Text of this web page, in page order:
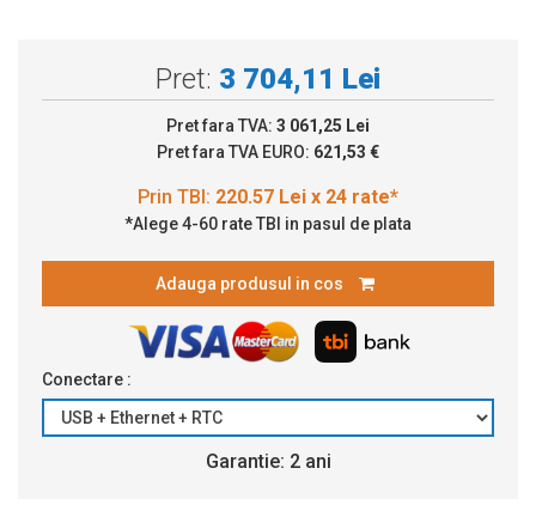
Pret: 3 704,11 Lei
Pret fara TVA: 3 061,25 Lei
Pret fara TVA EURO: 621,53 €
*Alege 4-60 rate TBI in pasul de plata
Adauga produsul in cos
Conectare :
Garantie: 2 ani